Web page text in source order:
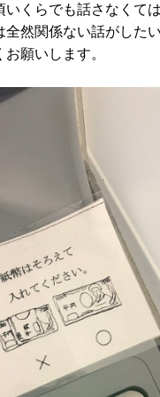
いくらでも話さなくて
全然関係ない話がした
願いします。